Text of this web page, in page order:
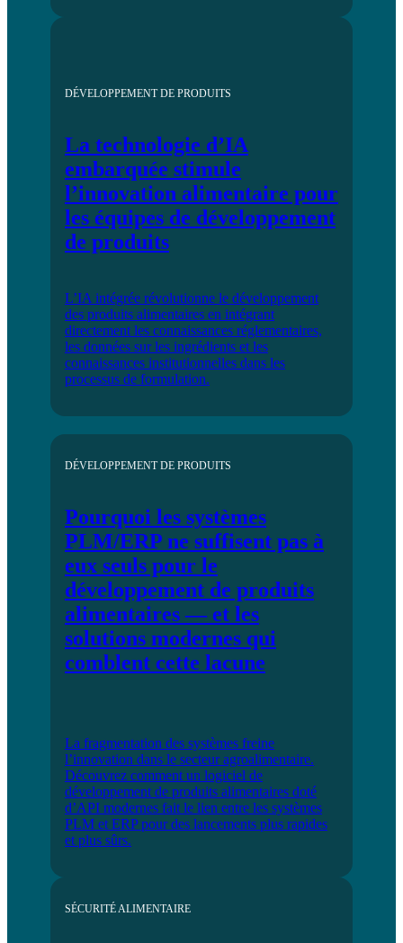
DÉVELOPPEMENT DE PRODUITS
La technologie d’IA
embarquée stimule
l’innovation alimentaire pour
les équipes de développement
de produits
L’IA intégrée révolutionne le développement
des produits alimentaires en intégrant
directement les connaissances réglementaires,
les données sur les ingrédients et les
connaissances institutionnelles dans les
processus de formulation.
DÉVELOPPEMENT DE PRODUITS
Pourquoi les systèmes
PLM/ERP ne suffisent pas à
eux seuls pour le
développement de produits
alimentaires — et les
solutions modernes qui
comblent cette lacune
La fragmentation des systèmes freine
l’innovation dans le secteur agroalimentaire.
Découvrez comment un logiciel de
développement de produits alimentaires doté
d’API modernes fait le lien entre les systèmes
PLM et ERP pour des lancements plus rapides
et plus sûrs.
SÉCURITÉ ALIMENTAIRE